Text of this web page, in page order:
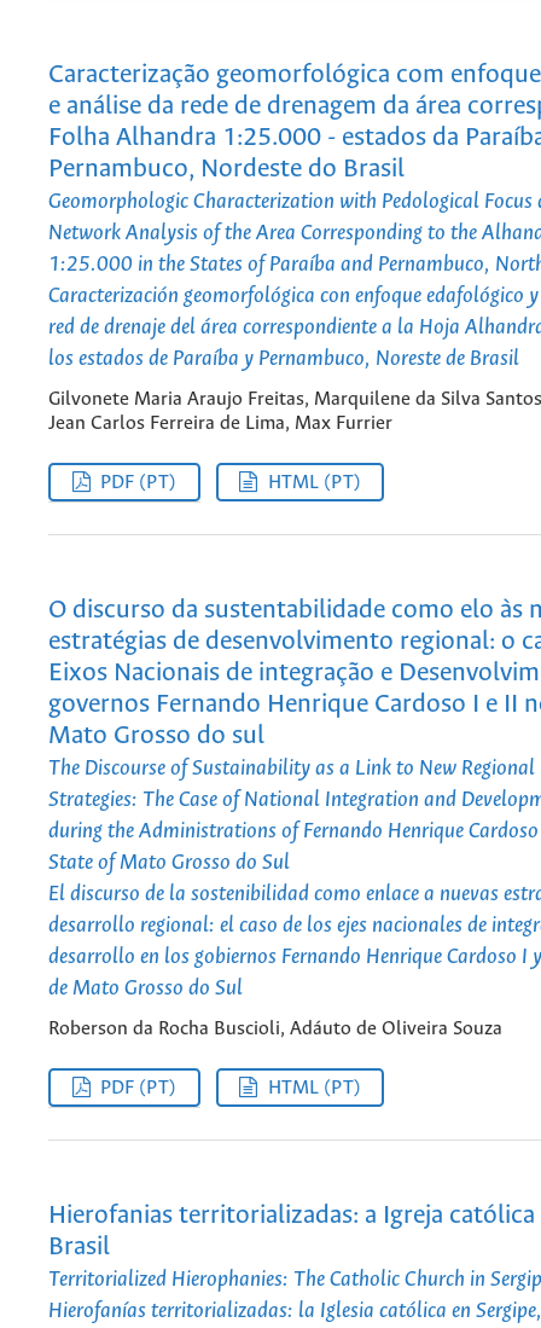
Caracterização geomorfológica com
e análise da rede de drenagem da área
Folha Alhandra 1:25.000 - estados da
Pernambuco, Nordeste do Brasil
Geomorphologic Characterization with Pedological Focus
Network Analysis of the Area Corresponding to the
1:25.000 in the States of Paraíba and Pernambuco,
Caracterización geomorfológica con enfoque edafológico
red de drenaje del área correspondiente a la Hoja
los estados de Paraíba y Pernambuco, Noreste de Brasil
Gilvonete Maria Araujo Freitas, Marquilene da Silva
Jean Carlos Ferreira de Lima, Max Furrier
PDF (PT) HTML (PT)
O discurso da sustentabilidade como elo às
estratégias de desenvolvimento regional: o
Eixos Nacionais de integração e
governos Fernando Henrique Cardoso I e II
Mato Grosso do sul
The Discourse of Sustainability as a Link to New Regional
Strategies: The Case of National Integration and
during the Administrations of Fernando Henrique
State of Mato Grosso do Sul
El discurso de la sostenibilidad como enlace a nuevas
desarrollo regional: el caso de los ejes nacionales de
desarrollo en los gobiernos Fernando Henrique Cardoso I
de Mato Grosso do Sul
Roberson da Rocha Buscioli, Adáuto de Oliveira Souza
PDF (PT) HTML (PT)
Hierofanias territorializadas: a Igreja católica
Brasil
Territorialized Hierophanies: The Catholic Church in
Hierofanías territorializadas: la Iglesia católica en